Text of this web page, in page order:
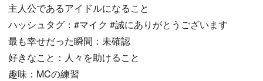
主人公であるアイドルになること
ハッシュタグ：#マイク #誠にありがとうございます
最も幸せだった瞬間：未確認
好きなこと：人々を助けること
趣味：MCの練習